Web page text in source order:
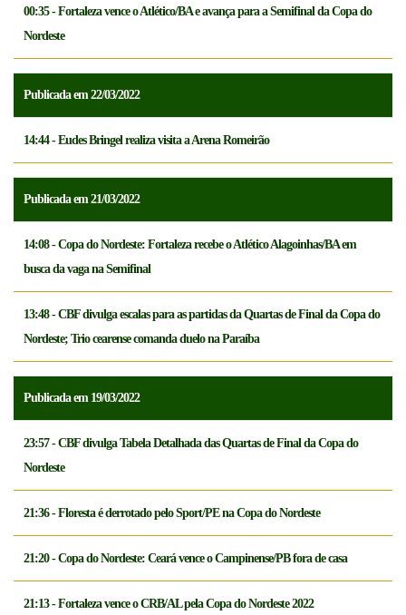
00:35 - Fortaleza vence o Atlético/BA e avança para a Semifinal da Copa do
Nordeste
Publicada em 22/03/2022
14:44 - Eudes Bringel realiza visita a Arena Romeirão
Publicada em 21/03/2022
14:08 - Copa do Nordeste: Fortaleza recebe o Atlético Alagoinhas/BA em
busca da vaga na Semifinal
13:48 - CBF divulga escalas para as partidas da Quartas de Final da Copa do
Nordeste; Trio cearense comanda duelo na Paraíba
Publicada em 19/03/2022
23:57 - CBF divulga Tabela Detalhada das Quartas de Final da Copa do
Nordeste
21:36 - Floresta é derrotado pelo Sport/PE na Copa do Nordeste
21:20 - Copa do Nordeste: Ceará vence o Campinense/PB fora de casa
21:13 - Fortaleza vence o CRB/AL pela Copa do Nordeste 2022